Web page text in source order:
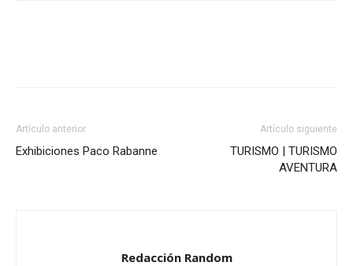
Artículo anterior
Exhibiciones Paco Rabanne
Artículo siguiente
TURISMO | TURISMO
AVENTURA
Redacción Random